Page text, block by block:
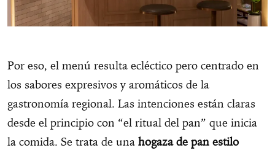
Por eso, el menú resulta ecléctico pero centrado en
los sabores expresivos y aromáticos de la
gastronomía regional. Las intenciones están claras
desde el principio con “el ritual del pan” que inicia
la comida. Se trata de una hogaza de pan estilo